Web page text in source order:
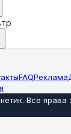
FAQРеклама
. Все права